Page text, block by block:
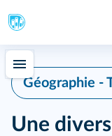
Géographie -
Une